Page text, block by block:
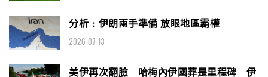
分析﹕伊朗兩手準備 放眼地區霸權
2026-07-13
美伊再次翻臉 哈梅內伊國葬是里程碑 伊